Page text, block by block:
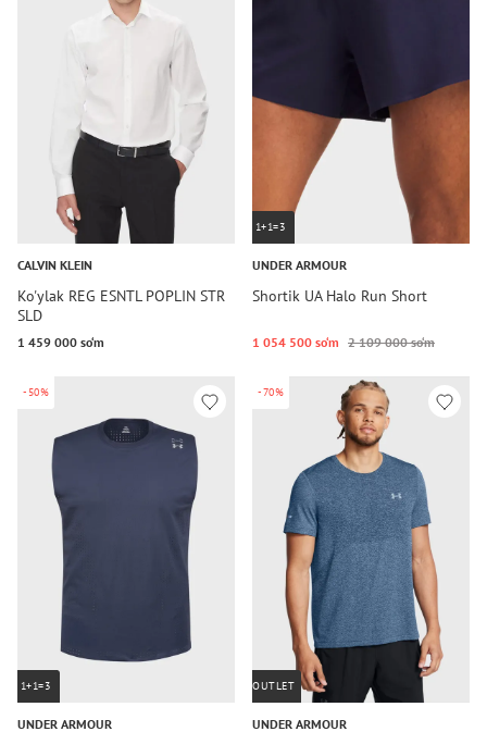
CALVIN KLEIN
Ko'ylak REG ESNTL POPLIN STR
SLD
1 459 000 so‘m
1+1=3
UNDER ARMOUR
Shortik UA Halo Run Short
1 054 500 so‘m 2 109 000 so‘m
-50%
1+1=3
UNDER ARMOUR
-70%
OUTLET
UNDER ARMOUR